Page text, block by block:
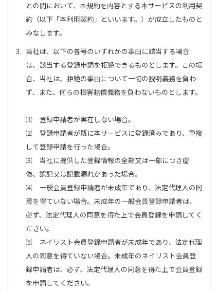
との間において、本規約を内容とする本サービスの利用契
約（以下「本利用契約」といいます。）が成立したものと
みなします。
3. 当社は、以下の各号のいずれかの事由に該当する場合
は、該当する登録申請を拒絶できるものとします。この場
合、当社は、拒絶の事由について一切の説明義務を負わ
ず、また、何らの損害賠償義務を負わないものとします。
⑴ 登録申請者が実在しない場合。
⑵ 登録申請者が既に本サービスに登録済みであり、重複
して登録申請を行った場合。
⑶ 当社に提供した登録情報の全部又は一部につき虚
偽、誤記又は記載漏れがあった場合。
⑷ 一般会員登録申請者が未成年であり、法定代理人の同
意を得ていない場合。未成年の一般会員登録申請者は、
必ず、法定代理人の同意を得た上で会員登録を申請してく
ださい。
⑸ ネイリスト会員登録申請者が未成年であり、法定代理
人の同意を得ていない場合。未成年のネイリスト会員登
録申請者は、必ず、法定代理人の同意を得た上で会員登録
を申請してください。